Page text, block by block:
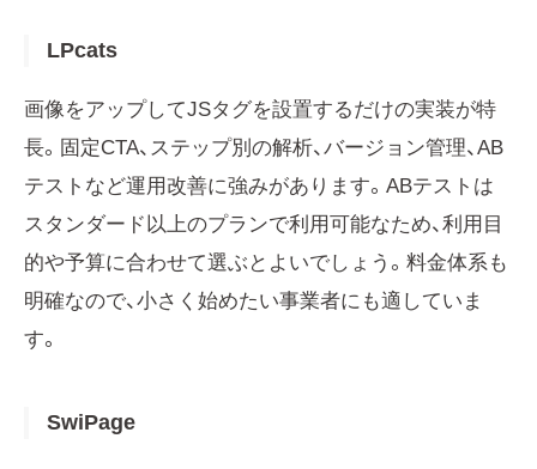
LPcats
画像をアップしてJSタグを設置するだけの実装が特
長。固定CTA、ステップ別の解析、バージョン管理、AB
テストなど運用改善に強みがあります。ABテストは
スタンダード以上のプランで利用可能なため、利用目
的や予算に合わせて選ぶとよいでしょう。料金体系も
明確なので、小さく始めたい事業者にも適していま
す。
SwiPage